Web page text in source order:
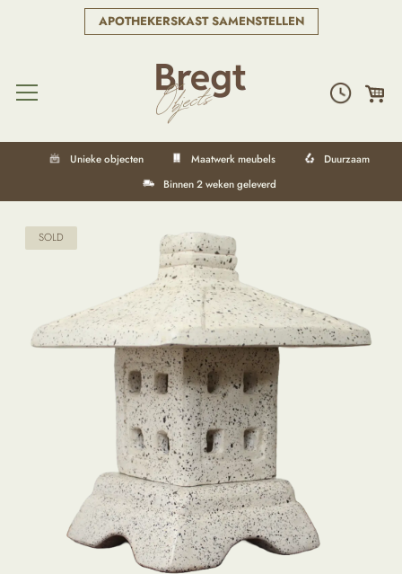
APOTHEKERSKAST SAMENSTELLEN
Unieke objecten Maatwerk meubels
Duurzaam
Binnen 2 weken geleverd
SOLD